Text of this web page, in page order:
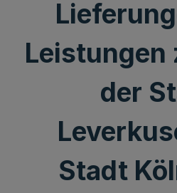
Leistungen
der
Stadt